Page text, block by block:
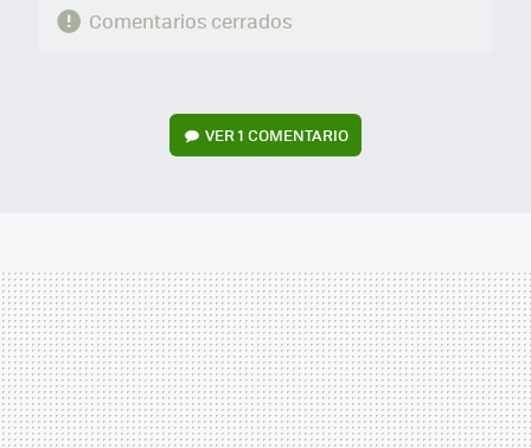
Comentarios cerrados
VER1 COMENTARIO